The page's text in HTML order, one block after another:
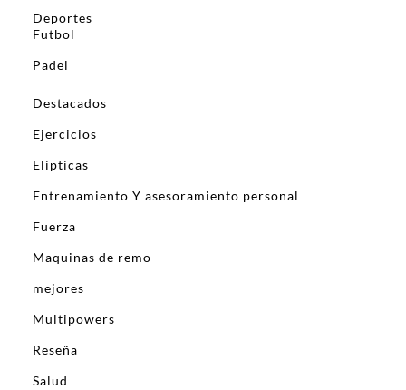
Deportes
Futbol
Padel
Destacados
Ejercicios
Elipticas
Entrenamiento Y asesoramiento personal
Fuerza
Maquinas de remo
mejores
Multipowers
Reseña
Salud